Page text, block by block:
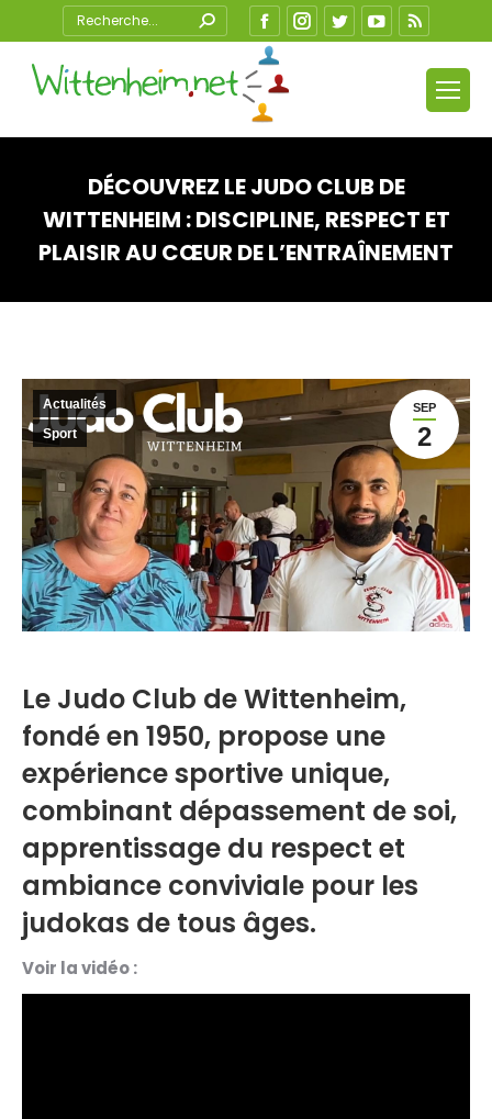
Search: FacebookInstagram
TwitterYouTube
DÉCOUVREZ LE JUDO CLUB DE
WITTENHEIM : DISCIPLINE, RESPECT ET
PLAISIR AU CŒUR DE L’ENTRAÎNEMENT
SEP
2
Actualités
Sport
Le Judo Club de Wittenheim,
fondé en 1950, propose une
expérience sportive unique,
combinant dépassement de soi,
apprentissage du respect et
ambiance conviviale pour les
judokas de tous âges.
Voir la vidéo :